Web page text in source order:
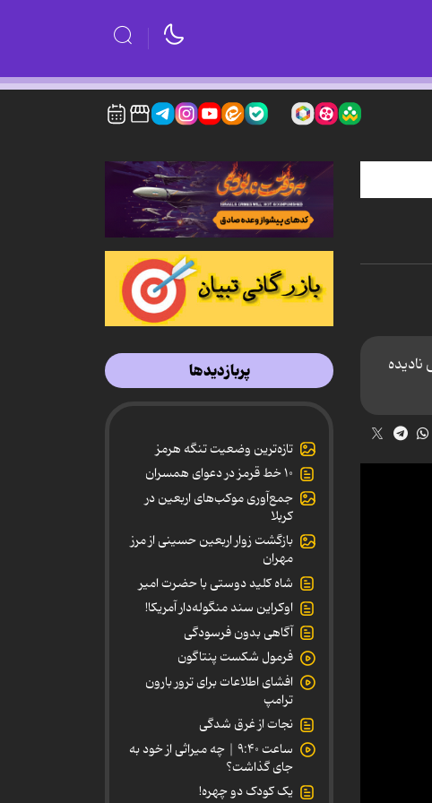
پربازدیدها
تازه‌ترین وضعیت تنگه هرمز
۱۰ خط قرمز در دعوای همسران
جمع‌آوری موکب‌های اربعین در
کربلا
بازگشت زوار اربعین حسینی از مرز
مهران
شاه کلید دوستی با حضرت امیر
اوکراین سند منگوله‌دار آمریکا!
آگاهی بدون فرسودگی
فرمول شکست پنتاگون
افشای اطلاعات برای ترور بارون
ترامپ
نجات از غرق شدگی
ساعت ۹:۴۰ | چه میراثی از خود به
جای گذاشت؟
یک کودک دو چهره!